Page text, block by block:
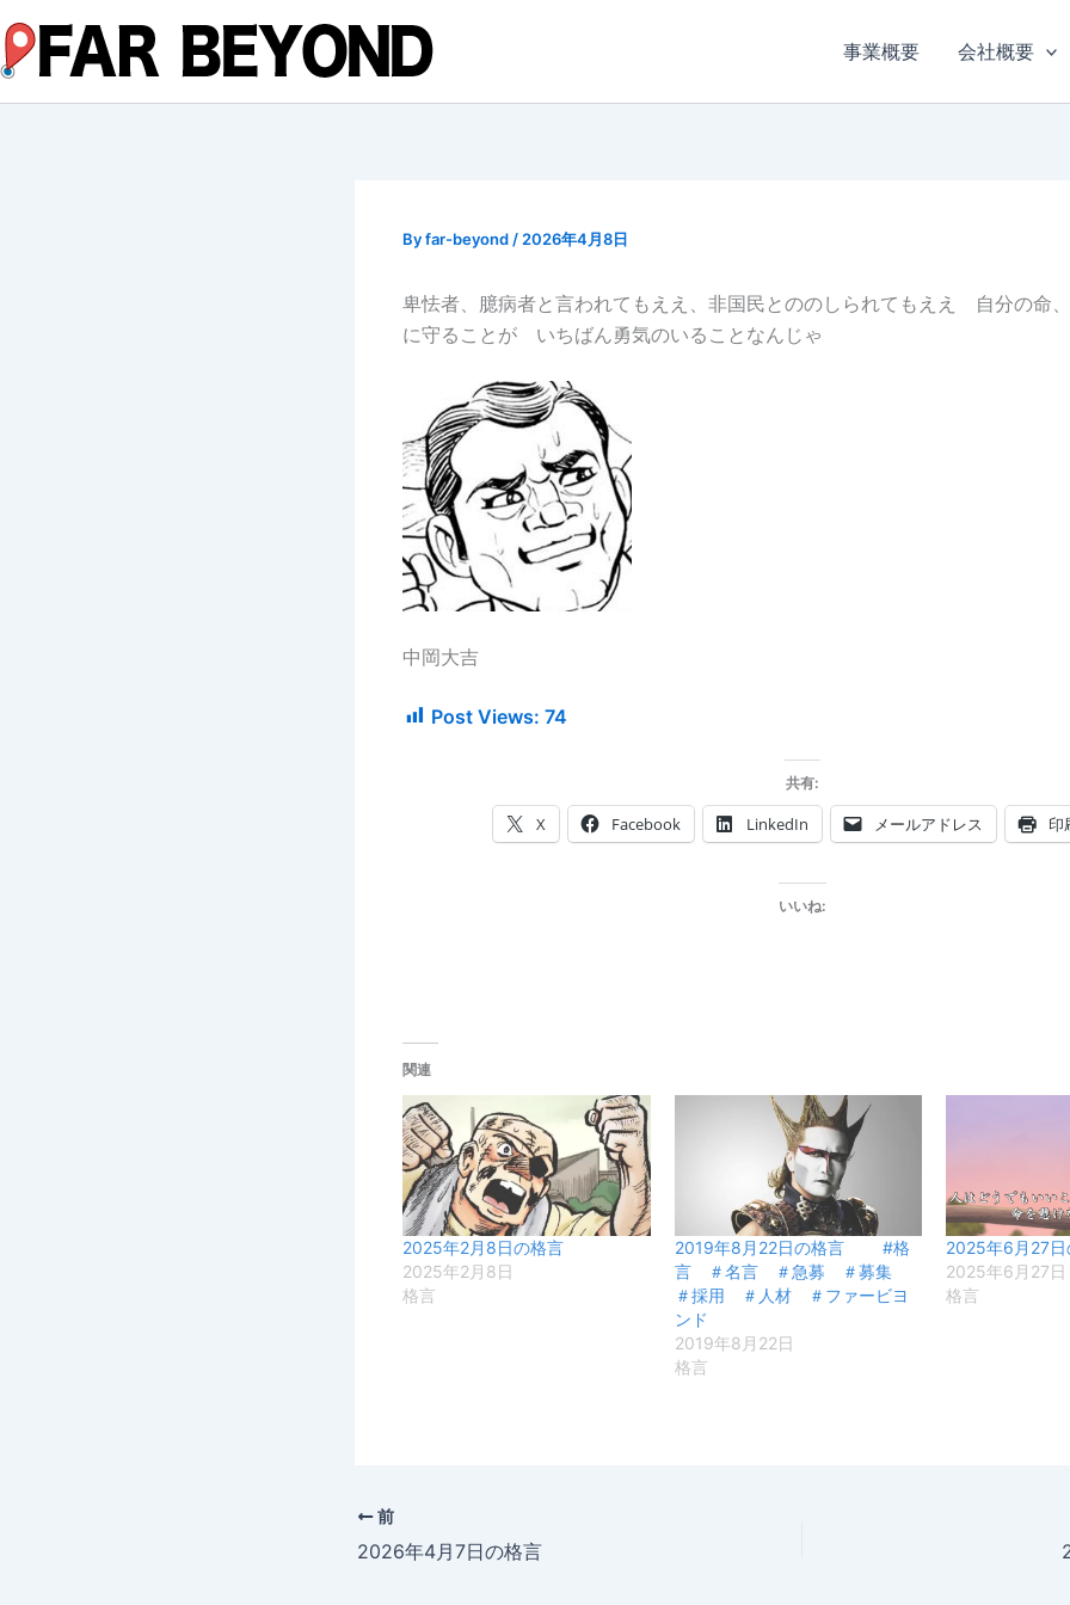
容
を
ス
事業概要 会社概要
Byfar-beyond / 2026年4月8日
卑怯者、臆病者と言われてもええ、非国民とののしられてもええ 自分の命
に守ることが いちばん勇気のいることなんじゃ
中岡大吉
Post Views: 74
共有:
X Facebook LinkedIn メールアドレス 印
いいね:
関連
2025年2月8日の格言
2025年2月8日
格言
2019年8月22日の格言 #格
言 ＃名言 ＃急募 ＃募集
＃採用 ＃人材 ＃ファービヨ
ンド
2019年8月22日
格言
2025年6月27日
2025年6月27日
格言
前
2026年4月7日の格言